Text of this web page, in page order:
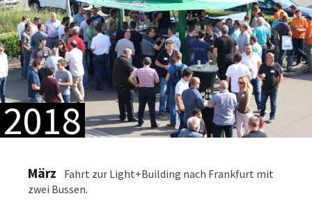
2018
März
Fahrt zur Light+Building nach Frankfurt mit
zwei Bussen.